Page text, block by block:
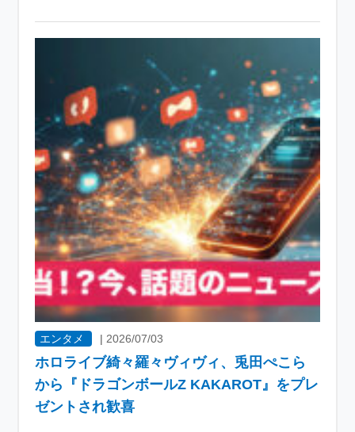
エンタメ | 2026/07/03
ホロライブ綺々羅々ヴィヴィ、兎田ぺこら
から『ドラゴンボールZ KAKAROT』をプレ
ゼントされ歓喜